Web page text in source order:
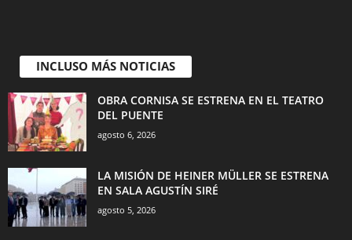
INCLUSO MÁS NOTICIAS
OBRA CORNISA SE ESTRENA EN EL TEATRO
DEL PUENTE
agosto 6, 2026
LA MISIÓN DE HEINER MÜLLER SE ESTRENA
EN SALA AGUSTÍN SIRÉ
agosto 5, 2026